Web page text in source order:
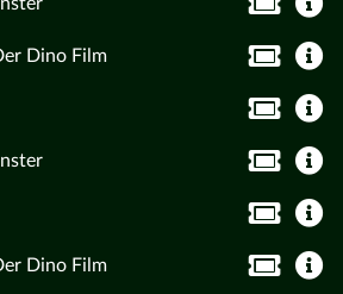
Dino Film
Dino Film